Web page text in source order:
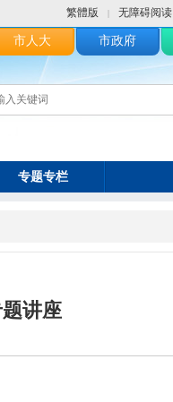
繁體版 | 无障碍阅读
市人大 市政府
专题专栏
讲座